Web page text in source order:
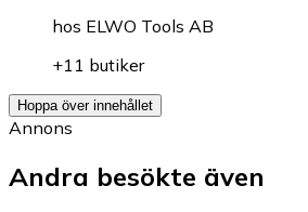
hos ELWO Tools AB
+11 butiker
Hoppa över innehållet
Annons
Andra besökte även